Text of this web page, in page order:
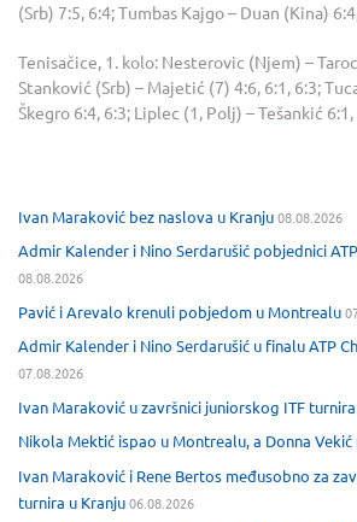
(Srb) 7:5, 6:4; Tumbas Kajgo – Duan (Kina)
Tenisačice, 1. kolo: Nesterovic (Njem) –
Stanković (Srb) – Majetić (7) 4:6, 6:1, 6:3;
Škegro 6:4, 6:3; Liplec (1, Polj) – Tešankić 6:1,
Ivan Maraković bez naslova u Kranju08.08.2026
Admir Kalender i Nino Serdarušić pobjednici
08.08.2026
Pavić i Arevalo krenuli pobjedom u Montrealu
Admir Kalender i Nino Serdarušić u finalu ATP
07.08.2026
Ivan Maraković u završnici juniorskog ITF
Nikola Mektić ispao u Montrealu, a Donna Vekić
Ivan Maraković i Rene Bertos međusobno za
turnira u Kranju06.08.2026